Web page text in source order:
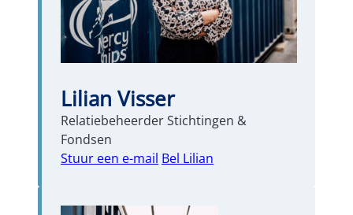
Lilian Visser
Relatiebeheerder Stichtingen &
Fondsen
Stuur een e-mail Bel Lilian